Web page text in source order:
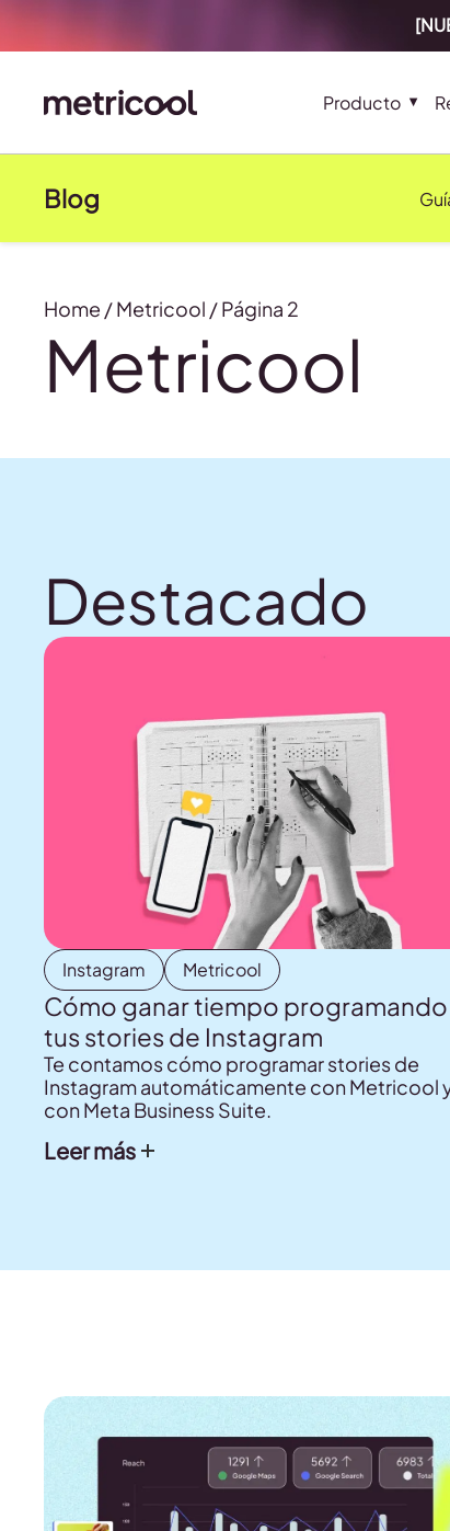
Producto
Blog
Home /Metricool /Página 2
Metricool
Destacado
Instagram Metricool
Cómo ganar tiempo programando
tus stories de Instagram
Te contamos cómo programar stories de
Instagram automáticamente con Metricool
con Meta Business Suite.
Leer más